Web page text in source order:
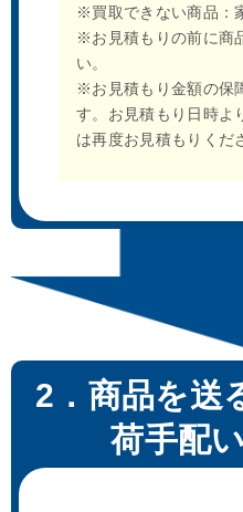
※買取できない商品：
※お見積もりの前に商
い。
※お見積もり金額の保
す。お見積もり日時よ
は再度お見積もりくだ
2．商品を送
荷手配